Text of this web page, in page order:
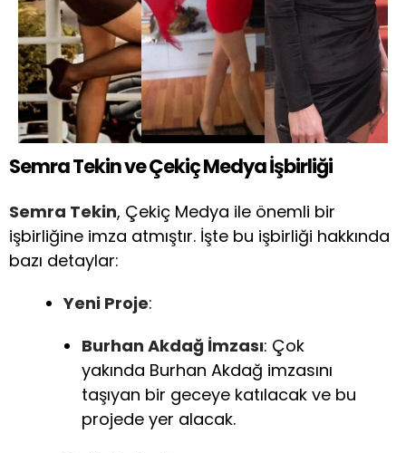
Semra Tekin ve Çekiç Medya İşbirliği
Semra Tekin, Çekiç Medya ile önemli bir
işbirliğine imza atmıştır. İşte bu işbirliği hakkında
bazı detaylar:
Yeni Proje:
Burhan Akdağ İmzası: Çok
yakında Burhan Akdağ imzasını
taşıyan bir geceye katılacak ve bu
projede yer alacak.